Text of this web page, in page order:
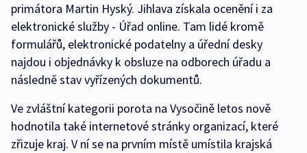
primátora Martin Hyský. Jihlava získala ocenění i za
elektronické služby - Úřad online. Tam lidé kromě
formulářů, elektronické podatelny a úřední desky
najdou i objednávky k obsluze na odborech úřadu a
následně stav vyřízených dokumentů.
Ve zvláštní kategorii porota na Vysočině letos nově
hodnotila také internetové stránky organizací, které
zřizuje kraj. V ní se na prvním místě umístila krajská